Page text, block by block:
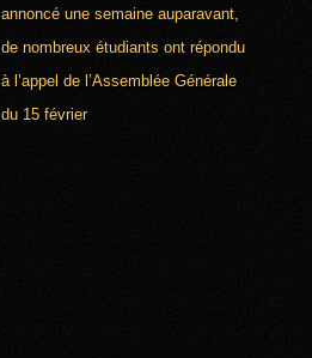
annoncé une semaine auparavant,
de nombreux étudiants ont répondu
à l’appel de l’Assemblée Générale
du 15 févrieret ont bloqué, tôt le